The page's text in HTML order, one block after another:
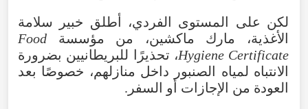
لكن على المستوى الفردي، أطلق خبير سلامة
الأغذية، مارك ماكشين، من مؤسسة Food
Hygiene Certificate، تحذيرًا للبريطانيين بضرورة
الانتباه لمياه الصنبور داخل منازلهم، خصوصًا بعد
العودة من الإجازات أو السفر.